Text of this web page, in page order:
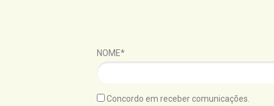
NOME*
Concordo em receber comunicações.